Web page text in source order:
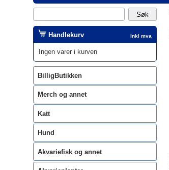
Inkl mva
Handlekurv
Ingen varer i kurven
BilligButikken
Merch og annet
Katt
Hund
Akvariefisk og annet